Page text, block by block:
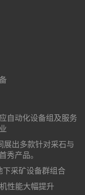
自动化设备组及服务
出多款针对采石与
秀产品。
采矿设备群组合
性能大幅提升